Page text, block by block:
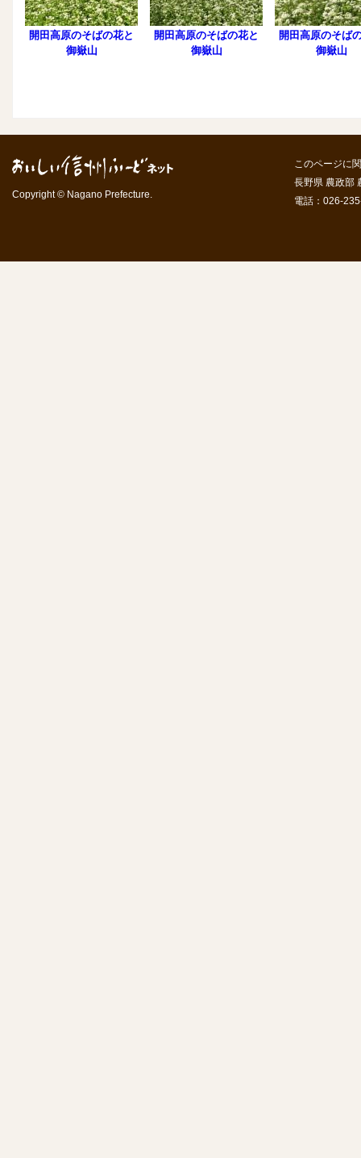
開田高原のそばの花と
御嶽山
開田高原のそばの花と
御嶽山
開田高原のそば
御嶽山
Copyright © Nagano Prefecture.
このページに
長野県 農政部
電話：026-